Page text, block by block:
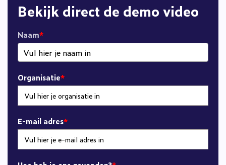
Bekijk direct de demo video
Naam*
Organisatie*
E-mail adres*